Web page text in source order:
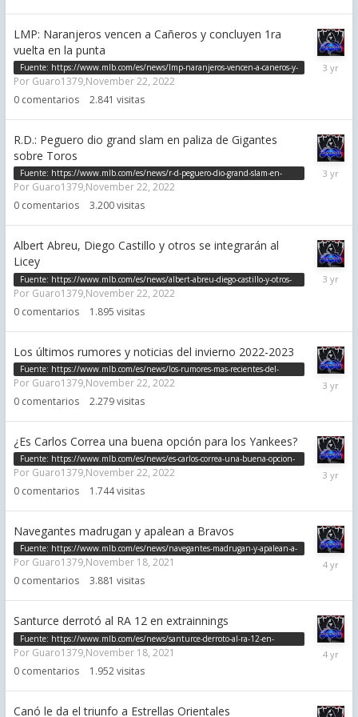
LMP: Naranjeros vencen a Cañeros y concluyen 1ra
vuelta en la punta
Fuente: https://www.mlb.com/es/news/lmp-naranjeros-vencen-a-caneros-y-
concluyen-1ra-vuelta-como-punteros
Por Guaro1379,November 22, 2022
0 comentarios 2.841 visitas
22,
R.D.: Peguero dio grand slam en paliza de Gigantes
sobre Toros
Fuente: https://www.mlb.com/es/news/r-d-peguero-dio-grand-slam-en-
paliza-de-gigantes-sobre-toros
Por Guaro1379,November 22, 2022
0 comentarios 3.200visitas
22,
Albert Abreu, Diego Castillo y otros se integrarán al
Licey
Fuente: https://www.mlb.com/es/news/albert-abreu-diego-castillo-y-otros-
se-integraran-al-licey
Por Guaro1379,November 22, 2022
0 comentarios 1.895 visitas
22,
Los últimos rumores y noticias del invierno 2022-2023
Fuente: https://www.mlb.com/es/news/los-rumores-mas-recientes-del-
invierno-2022-2023
Por Guaro1379,November 22, 2022
0 comentarios 2.279visitas
22,
¿Es Carlos Correa una buena opción para los Yankees?
Fuente: https://www.mlb.com/es/news/es-carlos-correa-una-buena-opcion-
para-los-yankees
Por Guaro1379,November 22, 2022
0 comentarios 1.744visitas
22,
Navegantes madrugan y apalean a Bravos
Fuente: https://www.mlb.com/es/news/navegantes-madrugan-y-apalean-a-
bravos
Por Guaro1379,November 18, 2021
0 comentarios 3.881 visitas
18,
Santurce derrotó al RA 12 en extrainnings
Fuente: https://www.mlb.com/es/news/santurce-derroto-al-ra-12-en-
extrainnings
Por Guaro1379,November 18, 2021
0 comentarios 1.952visitas
18,
Canó le da el triunfo a Estrellas Orientales